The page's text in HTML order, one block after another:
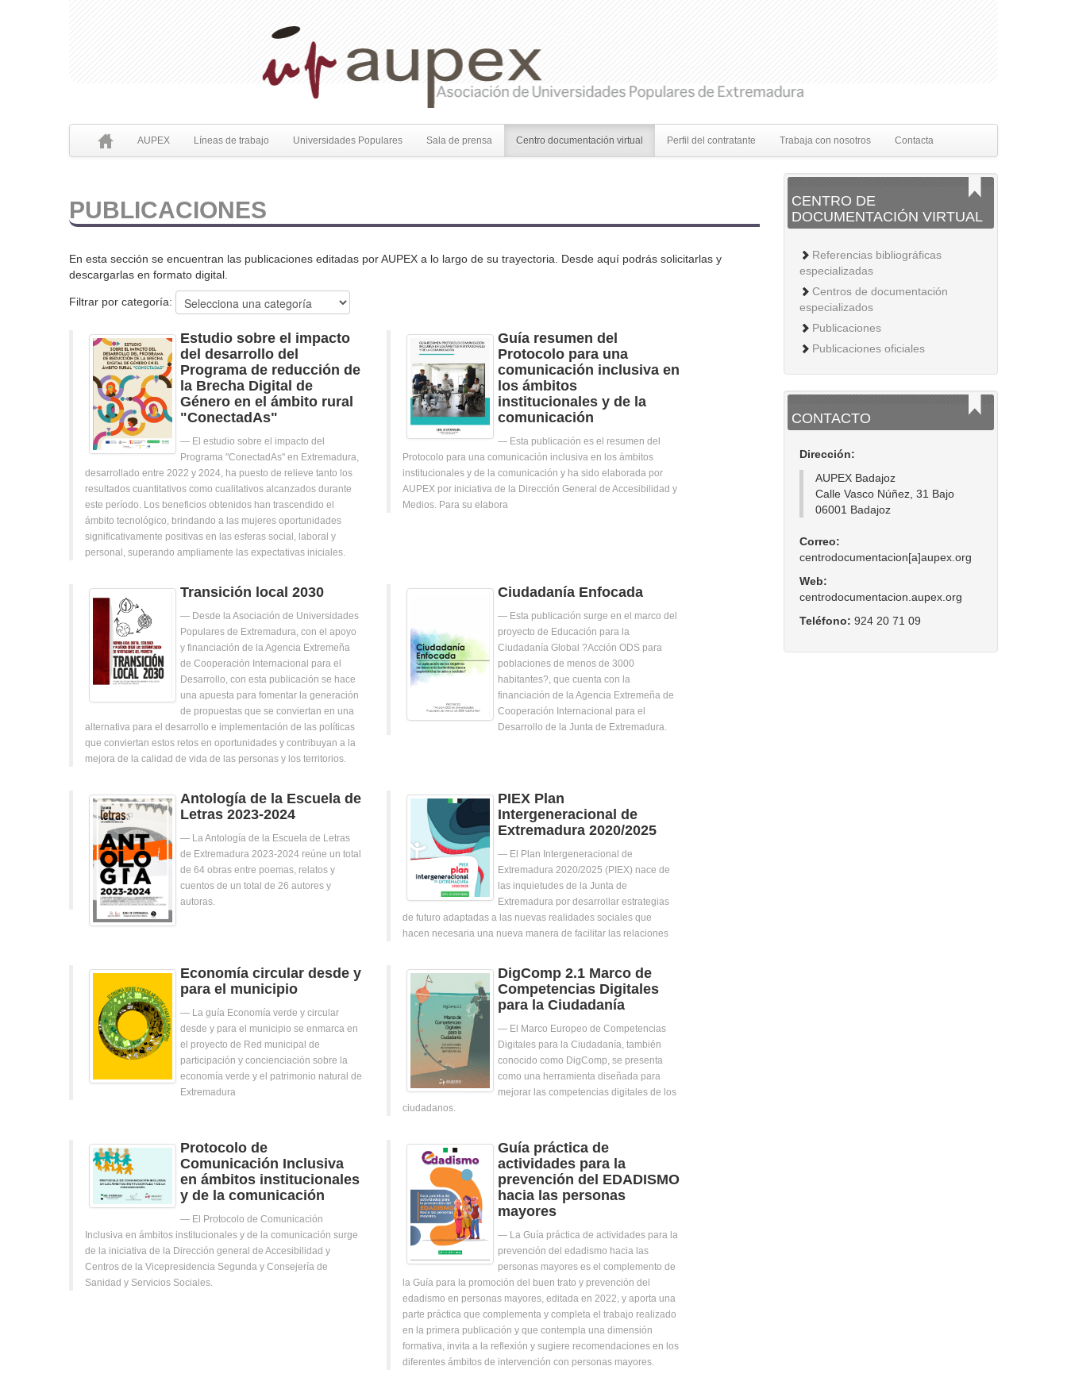
AUPEX Líneas de trabajo Universidades Populares Sala de prensa Centro documentación virtual Perfil del contratante Trabaja con nosotros Contacta
PUBLICACIONES
En esta sección se encuentran las publicaciones editadas por AUPEX a lo largo de su trayectoria. Desde aquí podrás solicitarlas y
descargarlas en formato digital.
Filtrar por categoría:
Estudio sobre el impacto
del desarrollo del
Programa de reducción de
la Brecha Digital de
Género en el ámbito rural
"ConectadAs"
El estudio sobre el impacto del
Programa "ConectadAs" en Extremadura,
desarrollado entre 2022 y 2024, ha puesto de relieve tanto los
resultados cuantitativos como cualitativos alcanzados durante
este período. Los beneficios obtenidos han trascendido el
ámbito tecnológico, brindando a las mujeres oportunidades
significativamente positivas en las esferas social, laboral y
personal, superando ampliamente las expectativas iniciales.
Guía resumen del
Protocolo para una
comunicación inclusiva en
los ámbitos
institucionales y de la
comunicación
Esta publicación es el resumen del
Protocolo para una comunicación inclusiva en los ámbitos
institucionales y de la comunicación y ha sido elaborada por
AUPEX por iniciativa de la Dirección General de Accesibilidad y
Medios. Para su elabora
Transición local 2030
Desde la Asociación de Universidades
Populares de Extremadura, con el apoyo
y financiación de la Agencia Extremeña
de Cooperación Internacional para el
Desarrollo, con esta publicación se hace
una apuesta para fomentar la generación
de propuestas que se conviertan en una
alternativa para el desarrollo e implementación de las políticas
que conviertan estos retos en oportunidades y contribuyan a la
mejora de la calidad de vida de las personas y los territorios.
Ciudadanía Enfocada
Esta publicación surge en el marco del
proyecto de Educación para la
Ciudadanía Global ?Acción ODS para
poblaciones de menos de 3000
habitantes?, que cuenta con la
financiación de la Agencia Extremeña de
Cooperación Internacional para el
Desarrollo de la Junta de Extremadura.
Antología de la Escuela de
Letras 2023-2024
La Antología de la Escuela de Letras
de Extremadura 2023-2024 reúne un total
de 64 obras entre poemas, relatos y
cuentos de un total de 26 autores y
autoras.
PIEX Plan
Intergeneracional de
Extremadura 2020/2025
El Plan Intergeneracional de
Extremadura 2020/2025 (PIEX) nace de
las inquietudes de la Junta de
Extremadura por desarrollar estrategias
de futuro adaptadas a las nuevas realidades sociales que
hacen necesaria una nueva manera de facilitar las relaciones
Economía circular desde y
para el municipio
La guía Economía verde y circular
desde y para el municipio se enmarca en
el proyecto de Red municipal de
participación y concienciación sobre la
economía verde y el patrimonio natural de
Extremadura
DigComp 2.1 Marco de
Competencias Digitales
para la Ciudadanía
El Marco Europeo de Competencias
Digitales para la Ciudadanía, también
conocido como DigComp, se presenta
como una herramienta diseñada para
mejorar las competencias digitales de los
ciudadanos.
Protocolo de
Comunicación Inclusiva
en ámbitos institucionales
y de la comunicación
El Protocolo de Comunicación
Inclusiva en ámbitos institucionales y de la comunicación surge
de la iniciativa de la Dirección general de Accesibilidad y
Centros de la Vicepresidencia Segunda y Consejería de
Sanidad y Servicios Sociales.
Guía práctica de
actividades para la
prevención del EDADISMO
hacia las personas
mayores
La Guía práctica de actividades para la
prevención del edadismo hacia las
personas mayores es el complemento de
la Guía para la promoción del buen trato y prevención del
edadismo en personas mayores, editada en 2022, y aporta una
parte práctica que complementa y completa el trabajo realizado
en la primera publicación y que contempla una dimensión
formativa, invita a la reflexión y sugiere recomendaciones en los
diferentes ámbitos de intervención con personas mayores.
CENTRO DE
DOCUMENTACIÓN VIRTUAL
Referencias bibliográficas
especializadas
Centros de documentación
especializados
Publicaciones
Publicaciones oficiales
CONTACTO
Dirección:
AUPEX Badajoz
Calle Vasco Núñez, 31 Bajo
06001 Badajoz
Correo:
centrodocumentacion[a]aupex.org
Web:
centrodocumentacion.aupex.org
Teléfono: 924 20 71 09